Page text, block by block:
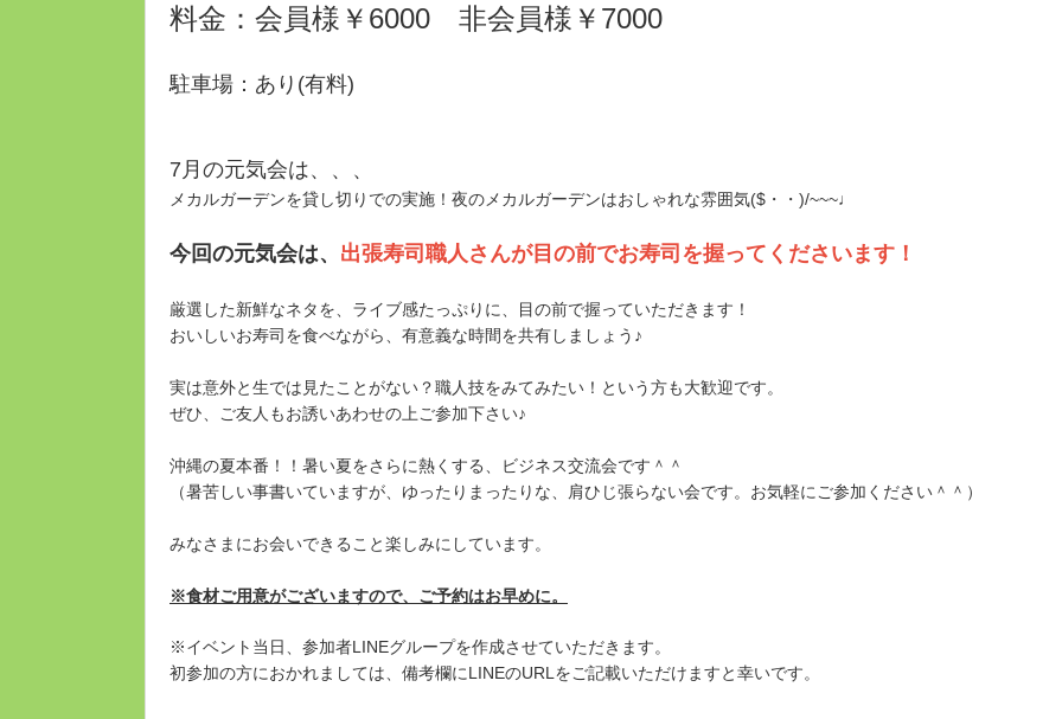
料金：会員様￥6000 非会員様￥7000
駐車場：あり(有料)
7月の元気会は、、、
メカルガーデンを貸し切りでの実施！夜のメカルガーデンはおしゃれな雰囲気($・・)/~~~♩
今回の元気会は、 出張寿司職人さんが目の前でお寿司を握ってくださいます！
厳選した新鮮なネタを、ライブ感たっぷりに、目の前で握っていただきます！
おいしいお寿司を食べながら、有意義な時間を共有しましょう♪
実は意外と生では見たことがない？職人技をみてみたい！という方も大歓迎です。
ぜひ、ご友人もお誘いあわせの上ご参加下さい♪
沖縄の夏本番！！暑い夏をさらに熱くする、ビジネス交流会です＾＾
（暑苦しい事書いていますが、ゆったりまったりな、肩ひじ張らない会です。お気軽にご参加ください＾＾）
みなさまにお会いできること楽しみにしています。
※食材ご用意がございますので、ご予約はお早めに。
※イベント当日、参加者LINEグループを作成させていただきます。
初参加の方におかれましては、備考欄にLINEのURLをご記載いただけますと幸いです。